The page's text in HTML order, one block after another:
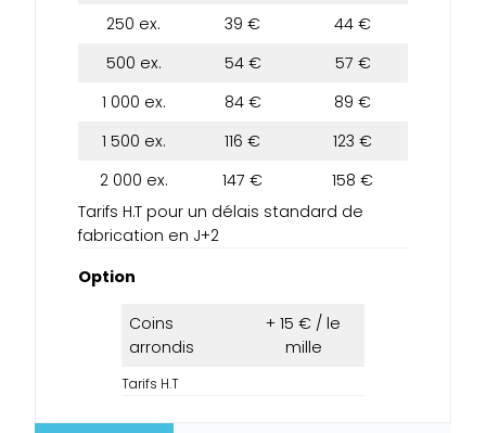
250 ex.
39 €
44 €
500 ex.
54 €
57 €
1 000 ex.
84 €
89 €
1 500 ex.
116 €
123 €
2 000 ex.
147 €
158 €
Tarifs H.T pour un délais standard de
fabrication en J+2
Option
Coins
arrondis
+ 15 € / le
mille
Tarifs H.T